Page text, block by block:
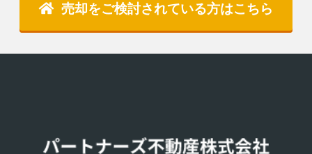
売却をご検討されている方はこちら